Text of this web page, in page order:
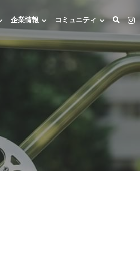
企業情報 コミュニティ